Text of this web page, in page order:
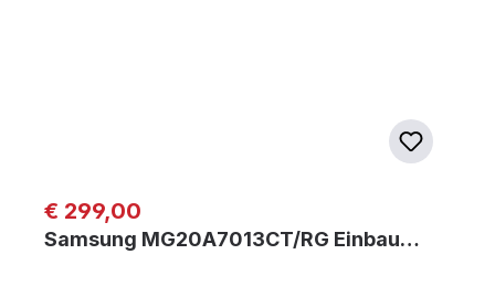
Regulärer Preis:
€ 299,00
Samsung MG20A7013CT/RG Einbau…